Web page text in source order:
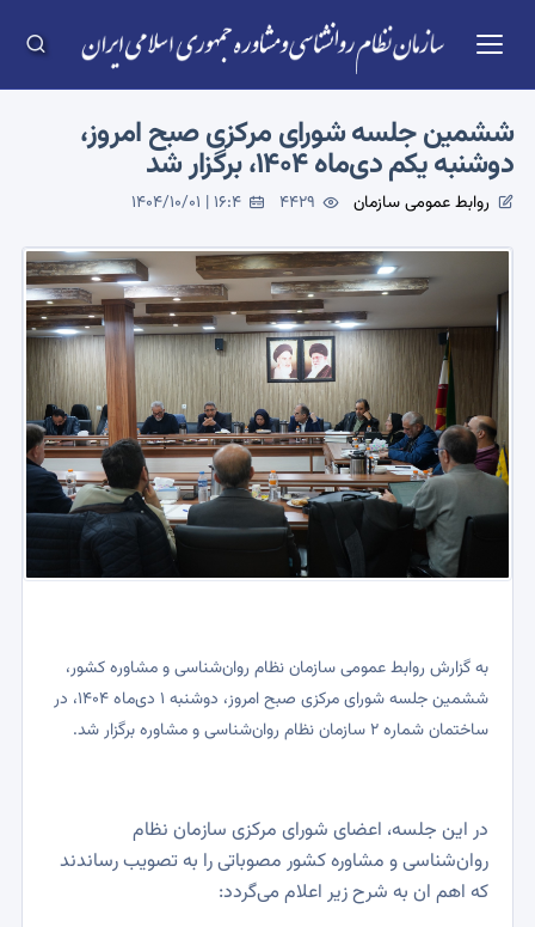
ششمین جلسه شورای مرکزی صبح امروز،
دوشنبه یکم دی‌ماه ۱۴۰۴، برگزار شد
روابط عمومی سازمان 4429
1404/10/01 | 16:4
به گزارش روابط عمومی سازمان نظام روان‌شناسی و مشاوره کشور،
ششمین جلسه شورای مرکزی صبح امروز، دوشنبه ۱ دی‌ماه ۱۴۰۴، در
ساختمان شماره ۲ سازمان نظام روان‌شناسی و مشاوره برگزار شد.
در این جلسه، اعضای شورای مرکزی سازمان نظام
روان‌شناسی و مشاوره کشور مصوباتی را به تصویب رساندند
که اهم ان به شرح زیر اعلام می‌گردد: